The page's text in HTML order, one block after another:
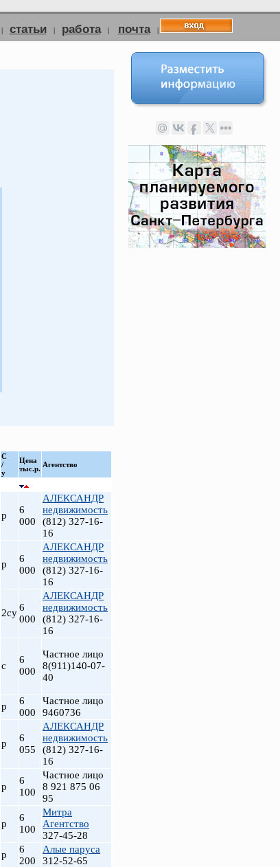
| статьи | работа | почта |
С
/
у
Цена
тыс.р. Агентство
р
6
000
АЛЕКСАНДР
недвижимость
(812) 327-16-
16
р
6
000
АЛЕКСАНДР
недвижимость
(812) 327-16-
16
2су6
000
АЛЕКСАНДР
недвижимость
(812) 327-16-
16
с
6
000
Частное лицо
8(911)140-07-
40
р
6
000
Частное лицо
9460736
р
6
055
АЛЕКСАНДР
недвижимость
(812) 327-16-
16
р
6
100
Частное лицо
8 921 875 06
95
р
6
100
Митра
Агентство
327-45-28
р
6
200
Алые паруса
312-52-65